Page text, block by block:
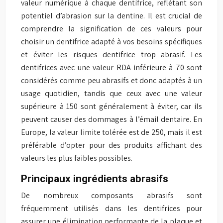
valeur numérique à chaque dentifrice, reflétant son
potentiel d’abrasion sur la dentine. Il est crucial de
comprendre la signification de ces valeurs pour
choisir un dentifrice adapté à vos besoins spécifiques
et éviter les risques dentifrice trop abrasif. Les
dentifrices avec une valeur RDA inférieure à 70 sont
considérés comme peu abrasifs et donc adaptés à un
usage quotidien, tandis que ceux avec une valeur
supérieure à 150 sont généralement à éviter, car ils
peuvent causer des dommages à l’émail dentaire. En
Europe, la valeur limite tolérée est de 250, mais il est
préférable d’opter pour des produits affichant des
valeurs les plus faibles possibles.
Principaux ingrédients abrasifs
De nombreux composants abrasifs sont
fréquemment utilisés dans les dentifrices pour